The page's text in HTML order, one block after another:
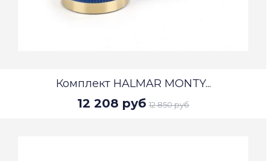
Комплект HALMAR MONTY...
12 208 руб 12 850 руб